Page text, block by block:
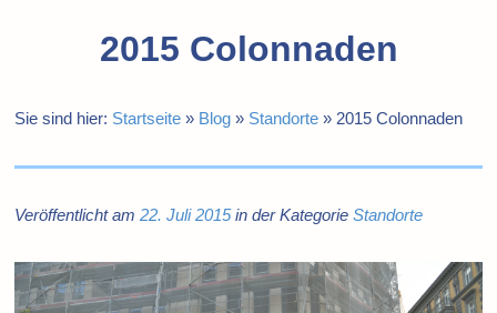
2015 Colonnaden
Sie sind hier: Startseite » Blog » Standorte » 2015 Colonnaden
Veröffentlicht am22. Juli 2015in der KategorieStandorte